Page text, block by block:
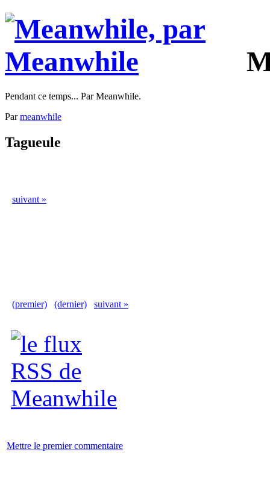
Pendant ce temps... Par Meanwhile.
Parmeanwhile
Tagueule
suivant »
(premier) (dernier) suivant »
Mettre le premier commentaire